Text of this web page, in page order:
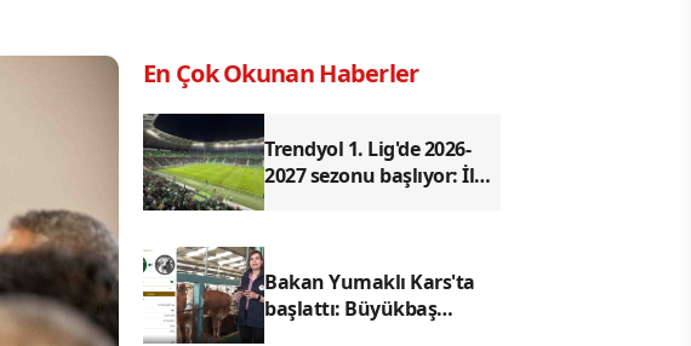
En Çok Okunan Haberler
Trendyol 1. Lig'de 2026-
2027 sezonu başlıyor: İlk
Bakan Yumaklı Kars'ta
başlattı: Büyükbaş